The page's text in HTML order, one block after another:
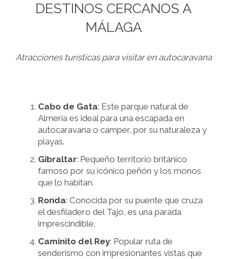
DESTINOS CERCANOS A
MÁLAGA
Atracciones turísticas para visitar en autocaravana
Cabo de Gata: Este parque natural de
Almería es ideal para una escapada en
autocaravana o camper, por su naturaleza y
playas.
Gibraltar: Pequeño territorio británico
famoso por su icónico peñón y los monos
que lo habitan.
Ronda: Conocida por su puente que cruza
el desfiladero del Tajo, es una parada
imprescindible.
Caminito del Rey: Popular ruta de
senderismo con impresionantes vistas que